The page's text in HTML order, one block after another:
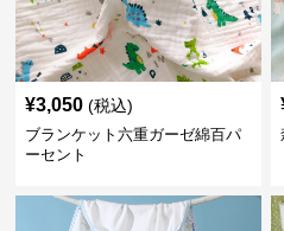
¥3,050 (税込)
ブランケット六重ガーゼ綿百パ
ーセント